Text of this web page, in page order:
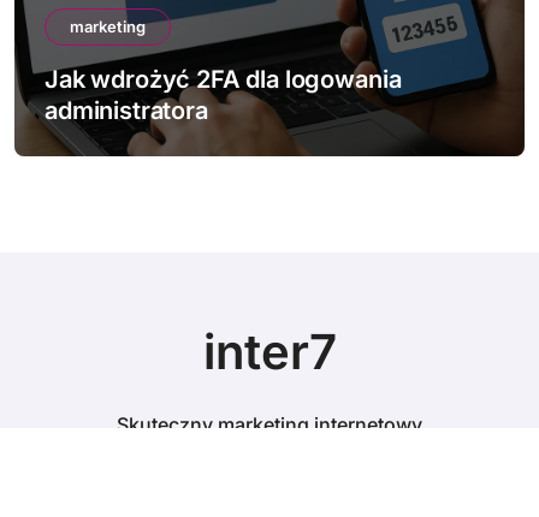
marketing
Jak sprawdzić bezpieczeństwo
strony
inter7
Skuteczny marketing internetowy